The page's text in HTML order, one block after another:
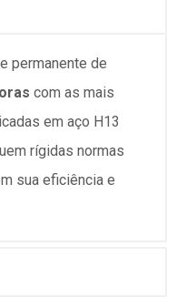
permanente de
com as mais
em aço H13
rígidas normas
sua eficiência e